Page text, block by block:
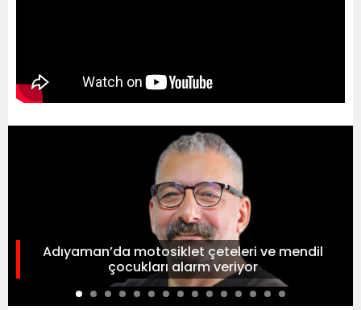
Adıyaman’da motosiklet çeteleri ve mendil
çocukları alarm veriyor